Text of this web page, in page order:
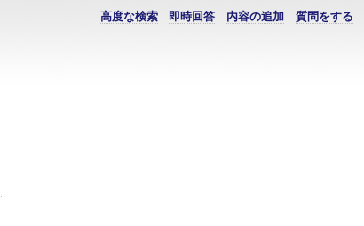
質問をする
内容の追加
即時回答
高度な検索